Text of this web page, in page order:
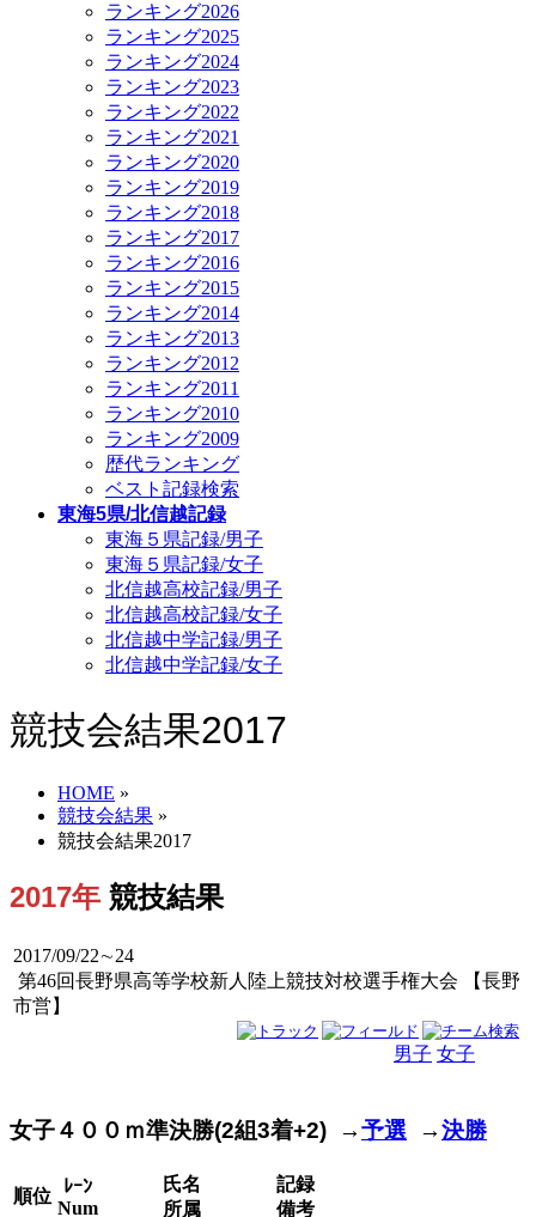
ランキング2026
ランキング2025
ランキング2024
ランキング2023
ランキング2022
ランキング2021
ランキング2020
ランキング2019
ランキング2018
ランキング2017
ランキング2016
ランキング2015
ランキング2014
ランキング2013
ランキング2012
ランキング2011
ランキング2010
ランキング2009
歴代ランキング
ベスト記録検索
東海5県/北信越記録
東海５県記録/男子
東海５県記録/女子
北信越高校記録/男子
北信越高校記録/女子
北信越中学記録/男子
北信越中学記録/女子
競技会結果2017
HOME »
競技会結果 »
競技会結果2017
2017年 競技結果
2017/09/22∼24
第46回長野県高等学校新人陸上競技対校選手権大会 【長野
市営】
男子 女子
女子４００ｍ準決勝(2組3着+2) →予選 →決勝
順位
ﾚｰﾝ
Num
氏名
所属
記録
備考